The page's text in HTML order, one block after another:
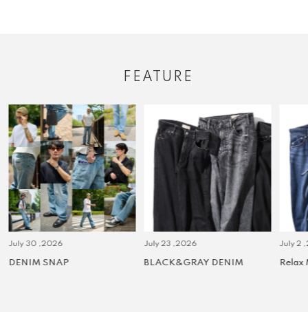
FEATURE
July 30 ,2026
DENIM SNAP
July 23 ,2026
BLACK&GRAY DENIM
July 2
Relax